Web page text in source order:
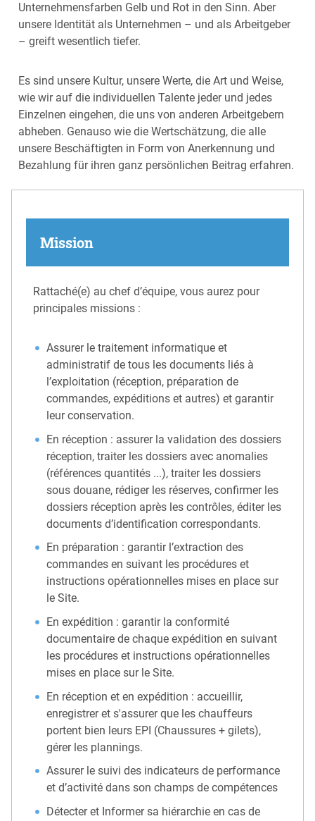
Unternehmensfarben Gelb und Rot in den Sinn. Aber
unsere Identität als Unternehmen – und als Arbeitgeber
– greift wesentlich tiefer.
Es sind unsere Kultur, unsere Werte, die Art und Weise,
wie wir auf die individuellen Talente jeder und jedes
Einzelnen eingehen, die uns von anderen Arbeitgebern
abheben. Genauso wie die Wertschätzung, die alle
unsere Beschäftigten in Form von Anerkennung und
Bezahlung für ihren ganz persönlichen Beitrag erfahren.
Mission
Rattaché(e) au chef d’équipe, vous aurez pour
principales missions :
Assurer le traitement informatique et
administratif de tous les documents liés à
l’exploitation (réception, préparation de
commandes, expéditions et autres) et garantir
leur conservation.
En réception : assurer la validation des dossiers
réception, traiter les dossiers avec anomalies
(références quantités ...), traiter les dossiers
sous douane, rédiger les réserves, confirmer les
dossiers réception après les contrôles, éditer les
documents d’identification correspondants.
En préparation : garantir l’extraction des
commandes en suivant les procédures et
instructions opérationnelles mises en place sur
le Site.
En expédition : garantir la conformité
documentaire de chaque expédition en suivant
les procédures et instructions opérationnelles
mises en place sur le Site.
En réception et en expédition : accueillir,
enregistrer et s'assurer que les chauffeurs
portent bien leurs EPI (Chaussures + gilets),
gérer les plannings.
Assurer le suivi des indicateurs de performance
et d’activité dans son champs de compétences
Détecter et Informer sa hiérarchie en cas de